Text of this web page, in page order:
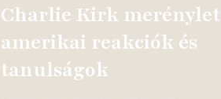
Charlie Kirk merénylet
amerikai reakciók és
tanulságok